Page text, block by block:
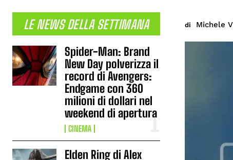
LE NEWS DELLA SETTIMANA
Spider-Man: Brand
New Day polverizza il
record di Avengers:
Endgame con 360
milioni di dollari nel
weekend di apertura
CINEMA
Elden Ring di Alex
di Michele